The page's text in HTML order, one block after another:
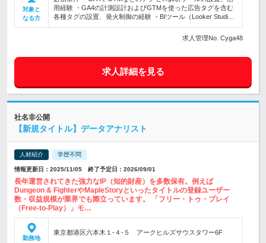
対象と
なる方
用経験 ・GA4の計測設計およびGTMを使った広告タグを含む
各種タグの設置、発火制御の経験 ・BIツール（Looker Studi…
求人管理No. Cyga48
求人詳細を見る
社名非公開
【新規タイトル】データアナリスト
人材紹介 学歴不問
情報更新日：2025/11/05 終了予定日：2026/09/01
長年運営されてきた強力なIP（知的財産）を多数保有。例えば
Dungeon & FighterやMapleStoryといったタイトルの登録ユーザー
数・収益規模が業界でも際立っています。 「フリー・トゥ・プレイ
（Free-to-Play）」モ…
勤務地
東京都港区六本木１-４-５ アークヒルズサウスタワー6F